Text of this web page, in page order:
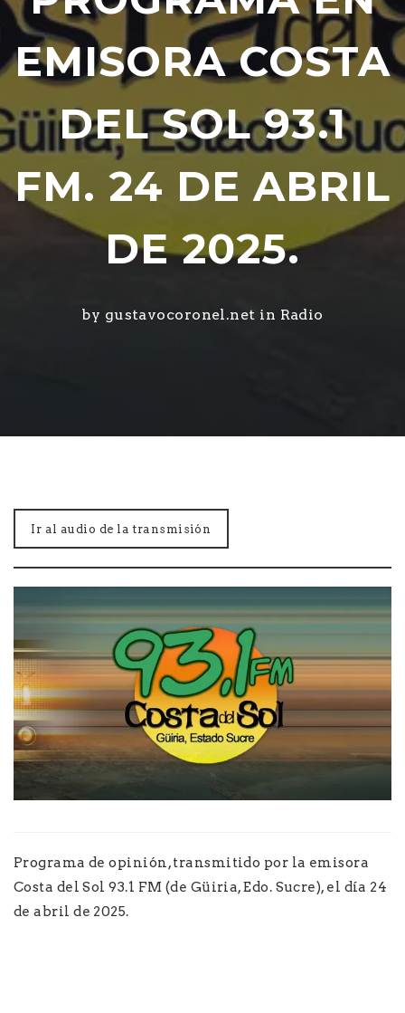
EMISORA COSTA
DEL SOL 93.1
FM. 24 DE ABRIL
DE 2025.
by gustavocoronel.net in Radio
Ir al audio de la transmisión
Programa de opinión, transmitido por la emisora
Costa del Sol 93.1 FM (de Güiria, Edo. Sucre), el día 24
de abril de 2025.